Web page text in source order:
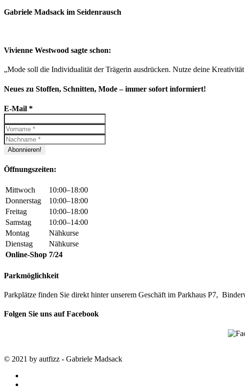
Gabriele Madsack im Seidenrausch
Vivienne Westwood sagte schon:
„Mode soll die Individualität der Trägerin ausdrücken. Nutze deine
Neues zu Stoffen, Schnitten, Mode – immer sofort informiert!
E-Mail *
Öffnungszeiten:
Mittwoch
10:00–18:00
Donnerstag
10:00–18:00
Freitag
10:00–18:00
Samstag
10:00–14:00
Montag
Nähkurse
Dienstag
Nähkurse
Online-Shop 7/24
Parkmöglichkeit
Parkplätze finden Sie direkt hinter unserem Geschäft im Parkhaus P7,
Folgen Sie uns auf Facebook
© 2021 by autfizz - Gabriele Madsack